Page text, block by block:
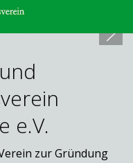
e.V.
zur Gründung